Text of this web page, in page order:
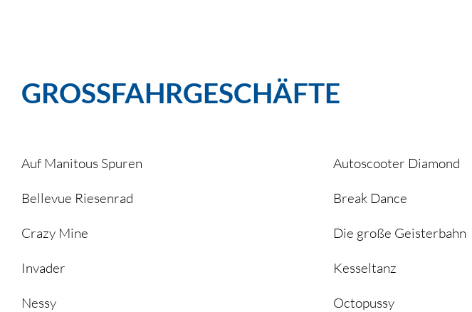
GROSSFAHRGESCHÄFTE
Auf Manitous Spuren Autoscooter Diamond
Bellevue Riesenrad Break Dance
Crazy Mine Die große Geisterbahn
Invader Kesseltanz
Nessy Octopussy